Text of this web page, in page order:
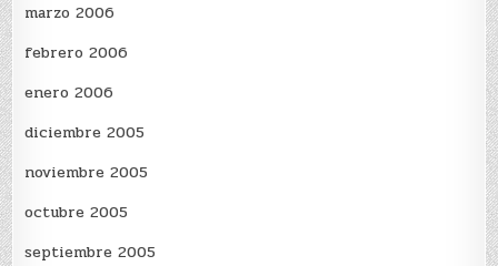
marzo 2006
febrero 2006
enero 2006
diciembre 2005
noviembre 2005
octubre 2005
septiembre 2005